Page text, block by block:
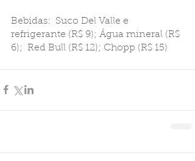
Bebidas:  Suco Del Valle e
refrigerante (R$ 9); Água mineral (R$
6);  Red Bull (R$ 12); Chopp (R$ 15)